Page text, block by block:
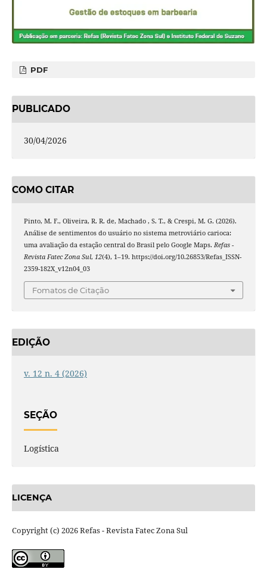
PDF
PUBLICADO
30/04/2026
COMO CITAR
Pinto, M. F., Oliveira, R. R. de, Machado , S. T., & Crespi, M. G. (2026).
Análise de sentimentos do usuário no sistema metroviário carioca:
uma avaliação da estação central do Brasil pelo Google Maps. Refas -
Revista Fatec Zona Sul, 12(4), 1–19. https://doi.org/10.26853/Refas_ISSN-
2359-182X_v12n04_03
Fomatos de Citação
EDIÇÃO
v. 12 n. 4 (2026)
SEÇÃO
Logística
LICENÇA
Copyright (c) 2026 Refas - Revista Fatec Zona Sul